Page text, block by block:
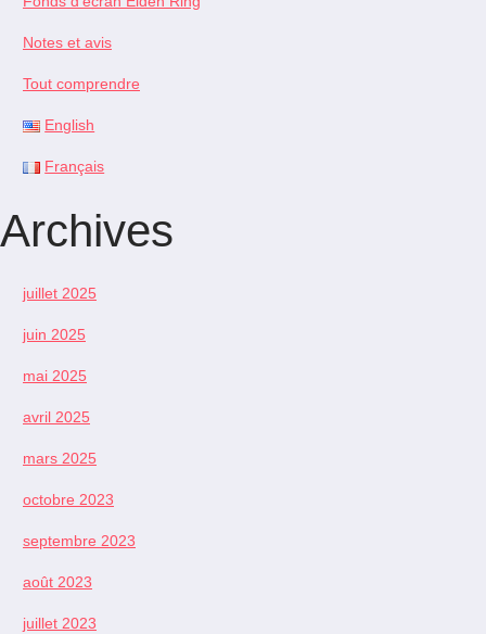
Notes et avis
Tout comprendre
English
Français
Archives
juillet 2025
juin 2025
mai 2025
avril 2025
mars 2025
octobre 2023
septembre 2023
août 2023
juillet 2023